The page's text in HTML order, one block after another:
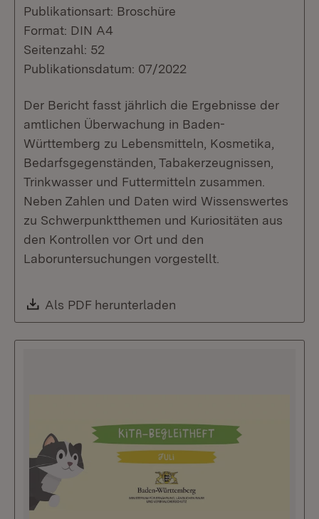
Publikationsart: Broschüre
Format: DIN A4
Seitenzahl: 52
Publikationsdatum: 07/2022
Der Bericht fasst jährlich die Ergebnisse der
amtlichen Überwachung in Baden-
Württemberg zu Lebensmitteln, Kosmetika,
Bedarfsgegenständen, Tabakerzeugnissen,
Trinkwasser und Futtermitteln zusammen.
Neben Zahlen und Daten wird Wissenswertes
zu Schwerpunktthemen und Kuriositäten aus
den Kontrollen vor Ort und den
Laboruntersuchungen vorgestellt.
Download:
Als PDF herunterladen